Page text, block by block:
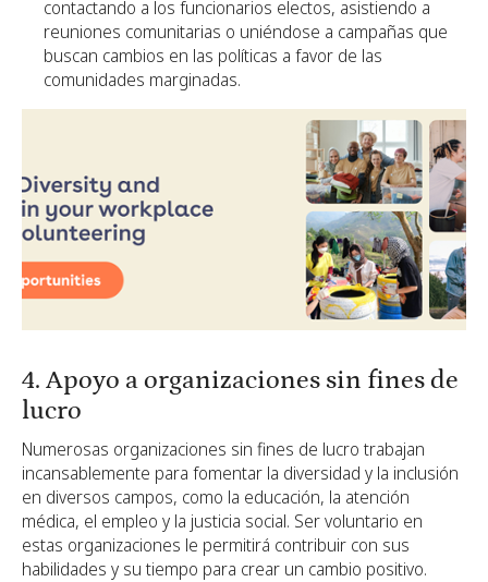
contactando a los funcionarios electos, asistiendo a
reuniones comunitarias o uniéndose a campañas que
buscan cambios en las políticas a favor de las
comunidades marginadas.
4. Apoyo a organizaciones sin fines de
lucro
Numerosas organizaciones sin fines de lucro trabajan
incansablemente para fomentar la diversidad y la inclusión
en diversos campos, como la educación, la atención
médica, el empleo y la justicia social. Ser voluntario en
estas organizaciones le permitirá contribuir con sus
habilidades y su tiempo para crear un cambio positivo.